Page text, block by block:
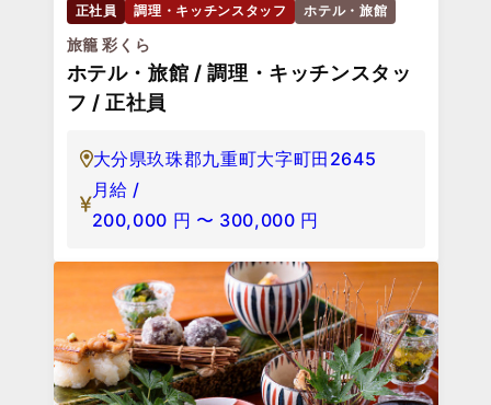
正社員 調理・キッチンスタッフ ホテル・旅館
旅籠 彩くら
ホテル・旅館 / 調理・キッチンスタッ
フ / 正社員
大分県玖珠郡九重町大字町田2645
月給 /
200,000 円 〜 300,000 円